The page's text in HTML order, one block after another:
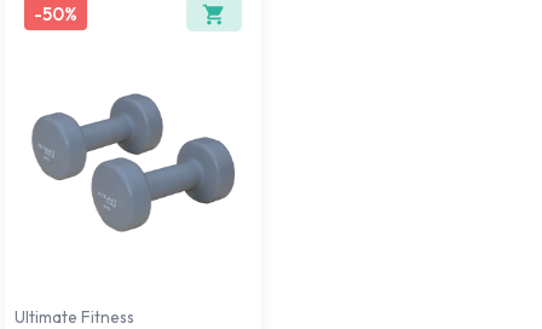
-50%
Ultimate Fitness